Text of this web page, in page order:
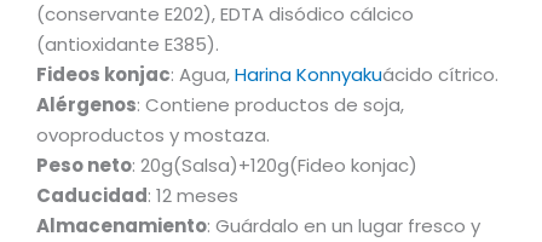
(conservante E202), EDTA disódico cálcico
(antioxidante E385).
Fideos konjac: Agua,Harina Konnyakuácido cítrico.
Alérgenos: Contiene productos de soja,
ovoproductos y mostaza.
Peso neto: 20g(Salsa)+120g(Fideo konjac)
Caducidad: 12 meses
Almacenamiento: Guárdalo en un lugar fresco y